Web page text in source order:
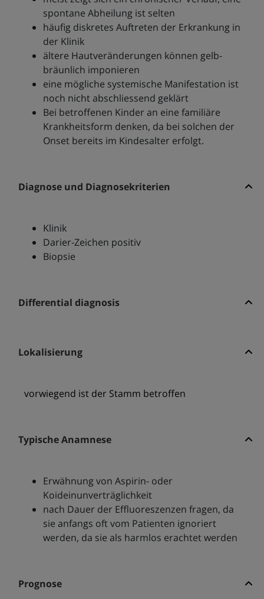
spontane Abheilung ist selten
häufig diskretes Auftreten der Erkrankung in
der Klinik
ältere Hautveränderungen können gelb-
bräunlich imponieren
eine mögliche systemische Manifestation ist
noch nicht abschliessend geklärt
Bei betroffenen Kinder an eine familiäre
Krankheitsform denken, da bei solchen der
Onset bereits im Kindesalter erfolgt.
Diagnose und Diagnosekriterien
Klinik
Darier-Zeichen positiv
Biopsie
Differential diagnosis
Lokalisierung
vorwiegend ist der Stamm betroffen
Typische Anamnese
Erwähnung von Aspirin- oder
Koideinunverträglichkeit
nach Dauer der Effluoreszenzen fragen, da
sie anfangs oft vom Patienten ignoriert
werden, da sie als harmlos erachtet werden
Prognose